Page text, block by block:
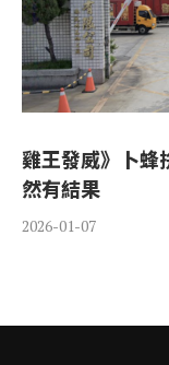
雞王發威》卜
然有結果
2026-01-07